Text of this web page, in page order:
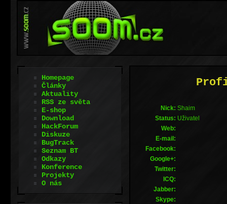
Nick: Shaim
Status: Uživatel
Web:
E-mail:
Facebook:
Google+:
Twitter:
ICQ:
Jabber:
Skype:
Homepage
Články
Aktuality
RSS ze světa
E-shop
Download
HackForum
Diskuze
BugTrack
Seznam BT
Odkazy
Konference
Projekty
O nás